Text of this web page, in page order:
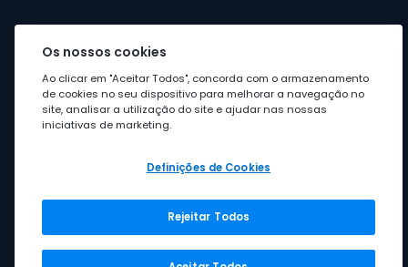
A Moloni faz parte dogrupo Visma
Grupo Visma
Visma em Portugal
Os nossos cookies
Ao clicar em "Aceitar Todos", concorda com o armazenamento
de cookies no seu dispositivo para melhorar a navegação no
site, analisar a utilização do site e ajudar nas nossas
iniciativas de marketing.
Definições de Cookies
Rejeitar Todos